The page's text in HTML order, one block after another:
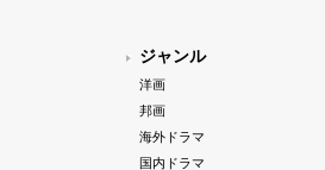
ジャンル
洋画
邦画
海外ドラマ
国内ドラマ